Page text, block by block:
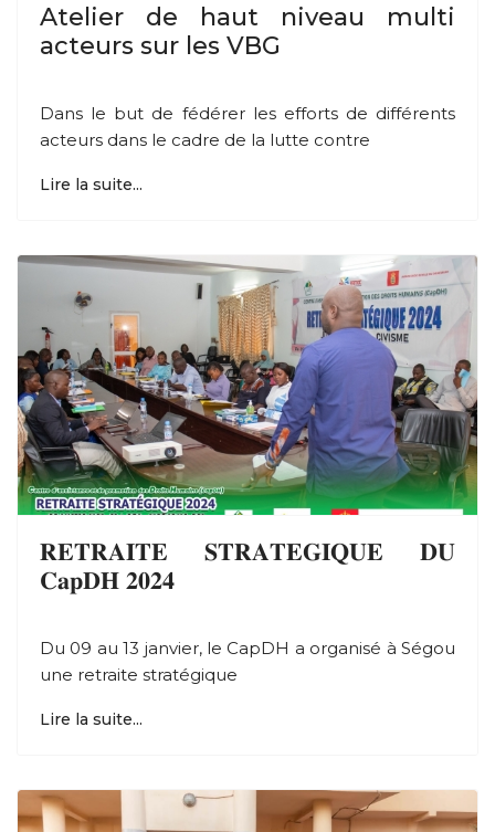
Atelier de haut niveau multi
acteurs sur les VBG
Dans le but de fédérer les efforts de différents
acteurs dans le cadre de la lutte contre
Lire la suite...
𝐑𝐄𝐓𝐑𝐀𝐈𝐓𝐄 𝐒𝐓𝐑𝐀𝐓𝐄𝐆𝐈𝐐𝐔𝐄 𝐃𝐔
𝐂𝐚𝐩𝐃𝐇 𝟐𝟎𝟐𝟒
Du 09 au 13 janvier, le CapDH a organisé à Ségou
une retraite stratégique
Lire la suite...